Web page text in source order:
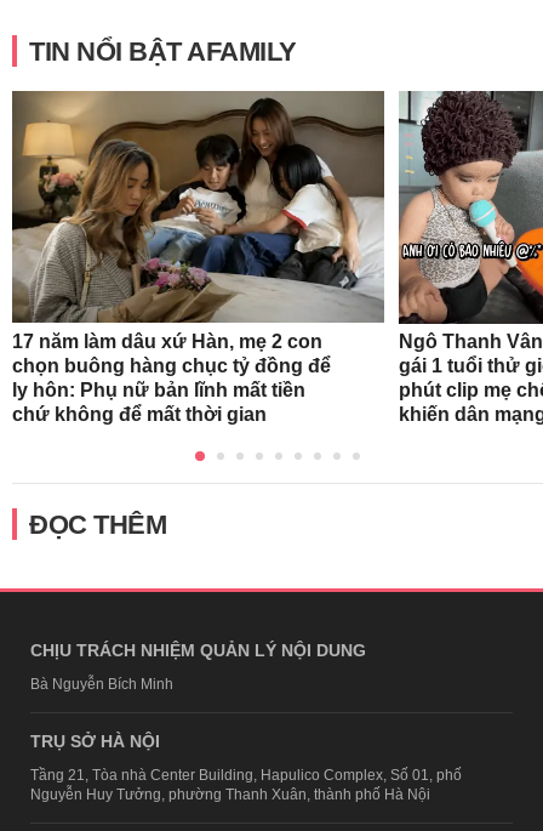
TIN NỔI BẬT AFAMILY
17 năm làm dâu xứ Hàn, mẹ 2 con
chọn buông hàng chục tỷ đồng để
ly hôn: Phụ nữ bản lĩnh mất tiền
chứ không để mất thời gian
Ngô Thanh
gái 1 tuổi thử
phút clip mẹ
khiến dân
ĐỌC THÊM
CHỊU TRÁCH NHIỆM QUẢN LÝ NỘI DUNG
Bà Nguyễn Bích Minh
TRỤ SỞ HÀ NỘI
Tầng 21, Tòa nhà Center Building, Hapulico Complex, Số 01, phố
Nguyễn Huy Tưởng, phường Thanh Xuân, thành phố Hà Nội